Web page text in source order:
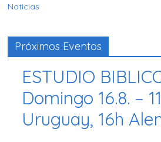
Noticias
Próximos Eventos
ESTUDIO
Domingo 16.8. –
Uruguay, 16h